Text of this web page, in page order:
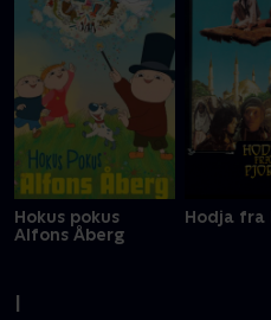
Hokus pokus
Alfons Åberg
Hodja fra
I